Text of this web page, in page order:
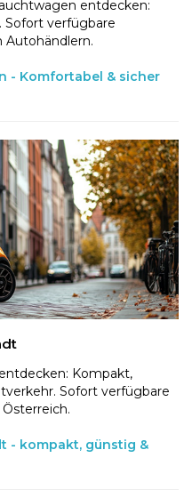
entdecken:
Sofort verfügbare
Autohändlern.
- Komfortabel & sicher
Kompakt,
Sofort verfügbare
- kompakt, günstig &